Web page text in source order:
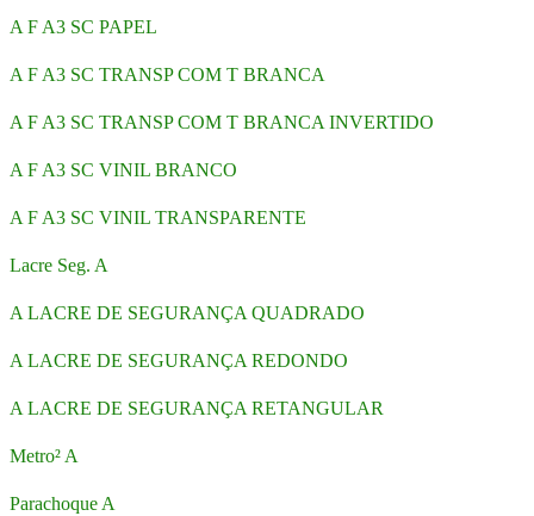
A F A3 SC PAPEL
A F A3 SC TRANSP COM T BRANCA
A F A3 SC TRANSP COM T BRANCA INVERTIDO
A F A3 SC VINIL BRANCO
A F A3 SC VINIL TRANSPARENTE
Lacre Seg. A
A LACRE DE SEGURANÇA QUADRADO
A LACRE DE SEGURANÇA REDONDO
A LACRE DE SEGURANÇA RETANGULAR
Metro² A
Parachoque A